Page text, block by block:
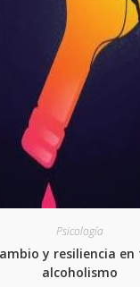
Psicología
y resiliencia
alcoholismo